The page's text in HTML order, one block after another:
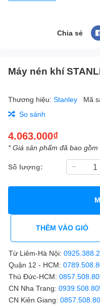
Chia sẻ
Máy nén khí
Thương hiệu: Stanley Mã
So sánh
4.063.000₫
* Giá sản phẩm đã bao gồm
Số lượng:
THÊM VÀO GIỎ
Từ Liêm-Hà Nội:
Quận 12 - HCM:
Thủ Đức-HCM:
CN Nha Trang:
CN Kiên Giang: